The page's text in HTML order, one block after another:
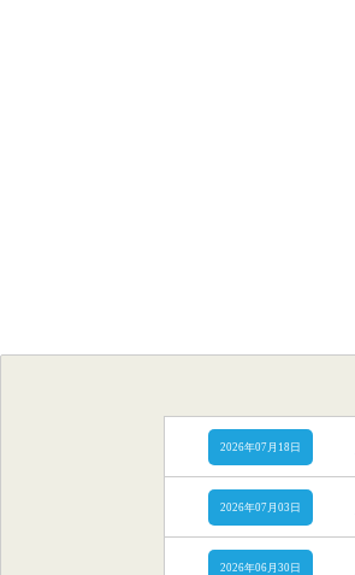
2026年07月18日
2026年07月03日
2026年06月30日